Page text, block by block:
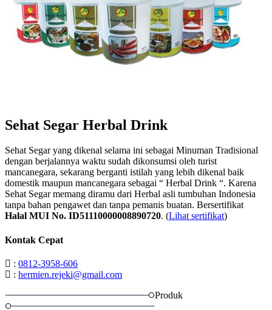
Sehat Segar Herbal Drink
Sehat Segar yang dikenal selama ini sebagai Minuman Tradisional
dengan berjalannya waktu sudah dikonsumsi oleh turist
mancanegara, sekarang berganti istilah yang lebih dikenal baik
domestik maupun mancanegara sebagai “ Herbal Drink “. Karena
Sehat Segar memang diramu dari Herbal asli tumbuhan Indonesia
tanpa bahan pengawet dan tanpa pemanis buatan. Bersertifikat
Halal MUI No. ID51110000008890720. (Lihat sertifikat)
Kontak Cepat
: 0812-3958-606
: hermien.rejeki@gmail.com
Produk